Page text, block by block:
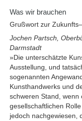
Was wir brauchen
Grußwort zur
Jochen Partsch,
Darmstadt
»Die unterschätzte
Ausstellung, und
sogenannten
Kunsthandwerks und
schweren Stand,
gesellschaftlichen
jedoch nachgewiesen,